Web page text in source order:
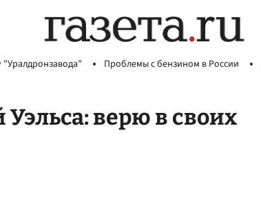
"Уралдронзавода" Проблемы с бензином в России
верю в своих